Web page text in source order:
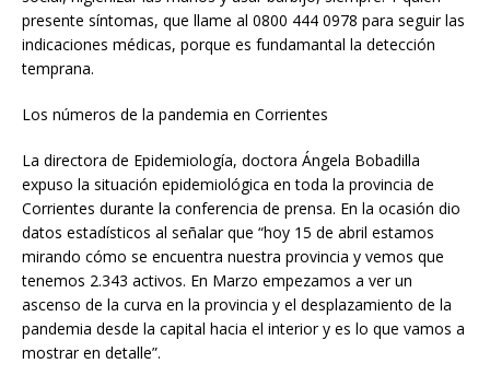
presente síntomas, que llame al 0800 444 0978 para seguir las
indicaciones médicas, porque es fundamantal la detección
temprana.
Los números de la pandemia en Corrientes
La directora de Epidemiología, doctora Ángela Bobadilla
expuso la situación epidemiológica en toda la provincia de
Corrientes durante la conferencia de prensa. En la ocasión dio
datos estadísticos al señalar que “hoy 15 de abril estamos
mirando cómo se encuentra nuestra provincia y vemos que
tenemos 2.343 activos. En Marzo empezamos a ver un
ascenso de la curva en la provincia y el desplazamiento de la
pandemia desde la capital hacia el interior y es lo que vamos a
mostrar en detalle”.